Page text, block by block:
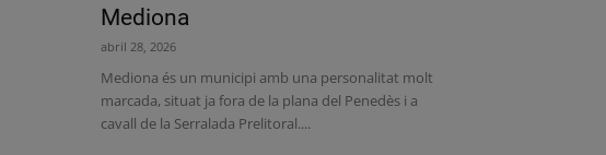
Mediona
abril 28, 2026
Mediona és un municipi amb una personalitat molt
marcada, situat ja fora de la plana del Penedès i a
cavall de la Serralada Prelitoral....